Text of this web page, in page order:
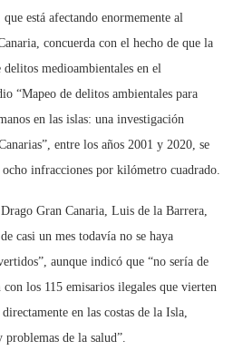
está afectando enormemente al
concuerda con el hecho de que la
medioambientales en el
“Mapeo de delitos ambientales para
en las islas: una investigación
entre los años 2001 y 2020, se
infracciones por kilómetro cuadrado.
Gran Canaria, Luis de la Barrera,
casi un mes todavía no se haya
aunque indicó que “no sería de
los 115 emisarios ilegales que vierten
en las costas de la Isla,
de la salud”.